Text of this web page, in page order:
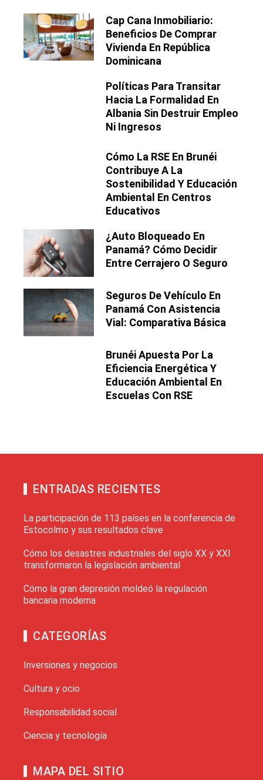
Cap Cana Inmobiliario:
Beneficios De Comprar
Vivienda En República
Dominicana
Políticas Para Transitar
Hacia La Formalidad En
Albania Sin Destruir Empleo
Ni Ingresos
Cómo La RSE En Brunéi
Contribuye A La
Sostenibilidad Y Educación
Ambiental En Centros
Educativos
¿Auto Bloqueado En
Panamá? Cómo Decidir
Entre Cerrajero O Seguro
Seguros De Vehículo En
Panamá Con Asistencia
Vial: Comparativa Básica
Brunéi Apuesta Por La
Eficiencia Energética Y
Educación Ambiental En
Escuelas Con RSE
ENTRADAS RECIENTES
La participación de 113 países en la conferencia de
Estocolmo y sus resultados clave
Cómo los desastres industriales del siglo XX y XXI
transformaron la legislación ambiental
Cómo la gran depresión moldeó la regulación
bancaria moderna
CATEGORÍAS
Inversiones y negocios
Cultura y ocio
Responsabilidad social
Ciencia y tecnología
MAPA DEL SITIO